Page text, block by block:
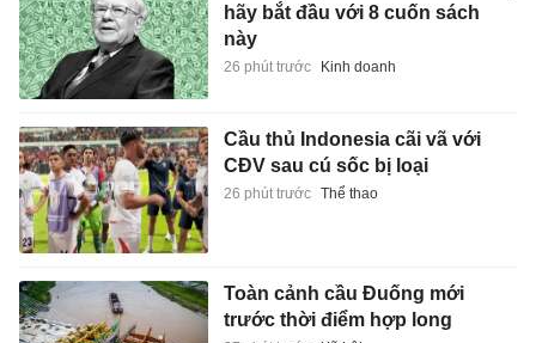
hãy bắt đầu với 8 cuốn sách
này
26 phút trước Kinh doanh
Cầu thủ Indonesia cãi vã với
CĐV sau cú sốc bị loại
26 phút trước Thể thao
Toàn cảnh cầu Đuống mới
trước thời điểm hợp long